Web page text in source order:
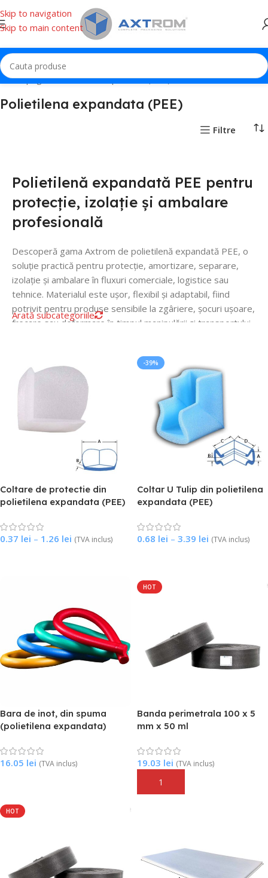
Skip to navigation
Skip to main content
Prima pagină Polietilena expandata (PEE)
Polietilena expandata (PEE)
Filtre
Polietilenă expandată PEE pentru
protecție, izolație și ambalare
profesională
Descoperă gama Axtrom de polietilenă expandată PEE, o
soluție practică pentru protecție, amortizare, separare,
izolație și ambalare în fluxuri comerciale, logistice sau
tehnice. Materialul este ușor, flexibil și adaptabil, fiind
potrivit pentru produse sensibile la zgâriere, șocuri ușoare,
frecare sau deformare în timpul manipulării și transportului.
bandouri, folie pentru parchet, variante aluminizate,
macroperforate și ESD, astfel încât să poți alege soluția
potrivită în funcție de produs, suprafață, grosime, nivel de
protecție și modul de utilizare. Categoria funcționează ca un
hub complet pentru aplicații de ambalare, izolare și
protecție cu polietilenă expandată.
Banda Perimetrala
Bandouri Polietilena
Arată subcategoriile
Coltare de protectie din
polietilena expandata (PEE)
0.37 lei – 1.26 lei (TVA inclus)
-39%
Coltar U Tulip din polietilena
expandata (PEE)
0.68 lei – 3.39 lei (TVA inclus)
Bara de inot, din spuma
(polietilena expandata)
16.05 lei (TVA inclus)
HOT
Banda perimetrala 100 x 5
mm x 50 ml
19.03 lei (TVA inclus)
Adaugă În Coș
HOT